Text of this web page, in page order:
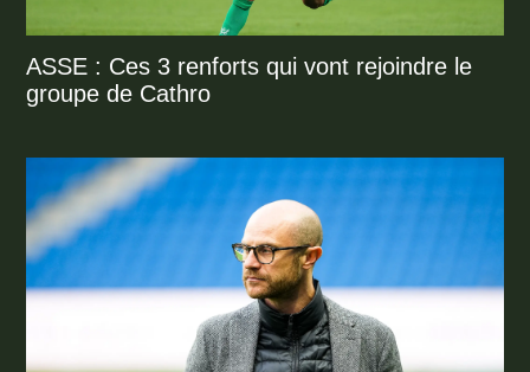
ASSE : Ces 3 renforts qui vont rejoindre le
groupe de Cathro